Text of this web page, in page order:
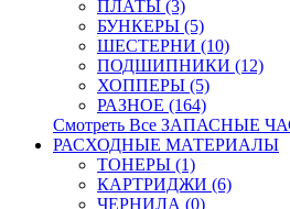
ПЛАТЫ (3)
БУНКЕРЫ (5)
ШЕСТЕРНИ (10)
ПОДШИПНИКИ (12)
ХОППЕРЫ (5)
РАЗНОЕ (164)
Смотреть Все ЗАПАСНЫЕ
РАСХОДНЫЕ МАТЕРИАЛЫ
ТОНЕРЫ (1)
КАРТРИДЖИ (6)
ЧЕРНИЛА (0)